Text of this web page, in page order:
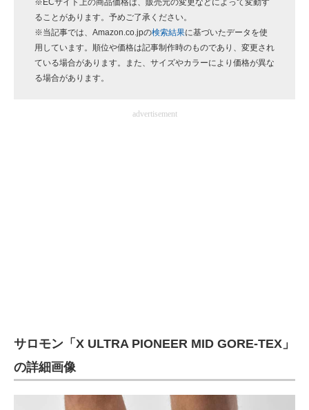
※ECサイト上の商品価格は、販売元の変更などによって変動す
ることがあります。予めご了承ください。
※当記事では、Amazon.co.jpの検索結果に基づいたデータを使
用しています。順位や価格は記事制作時のものであり、変更され
ている場合があります。また、サイズやカラーにより価格が異な
る場合があります。
advertisement
サロモン「X ULTRA PIONEER MID GORE-TEX」
の詳細画像